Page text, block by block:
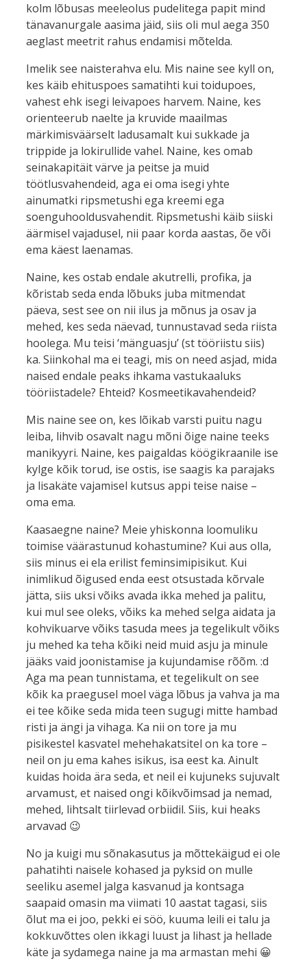
kolm lõbusas meeleolus pudelitega papit mind
tänavanurgale aasima jäid, siis oli mul aega 350
aeglast meetrit rahus endamisi mõtelda.
Imelik see naisterahva elu. Mis naine see kyll on,
kes käib ehituspoes samatihti kui toidupoes,
vahest ehk isegi leivapoes harvem. Naine, kes
orienteerub naelte ja kruvide maailmas
märkimisväärselt ladusamalt kui sukkade ja
trippide ja lokirullide vahel. Naine, kes omab
seinakapitäit värve ja peitse ja muid
töötlusvahendeid, aga ei oma isegi yhte
ainumatki ripsmetushi ega kreemi ega
soenguhooldusvahendit. Ripsmetushi käib siiski
äärmisel vajadusel, nii paar korda aastas, õe või
ema käest laenamas.
Naine, kes ostab endale akutrelli, profika, ja
kõristab seda enda lõbuks juba mitmendat
päeva, sest see on nii ilus ja mõnus ja osav ja
mehed, kes seda näevad, tunnustavad seda riista
hoolega. Mu teisi ‘mänguasju’ (st tööriistu siis)
ka. Siinkohal ma ei teagi, mis on need asjad, mida
naised endale peaks ihkama vastukaaluks
tööriistadele? Ehteid? Kosmeetikavahendeid?
Mis naine see on, kes lõikab varsti puitu nagu
leiba, lihvib osavalt nagu mõni õige naine teeks
manikyyri. Naine, kes paigaldas köögikraanile ise
kylge kõik torud, ise ostis, ise saagis ka parajaks
ja lisakäte vajamisel kutsus appi teise naise –
oma ema.
Kaasaegne naine? Meie yhiskonna loomuliku
toimise väärastunud kohastumine? Kui aus olla,
siis minus ei ela erilist feminsimipisikut. Kui
inimlikud õigused enda eest otsustada kõrvale
jätta, siis uksi võiks avada ikka mehed ja palitu,
kui mul see oleks, võiks ka mehed selga aidata ja
kohvikuarve võiks tasuda mees ja tegelikult võiks
ju mehed ka teha kõiki neid muid asju ja minule
jääks vaid joonistamise ja kujundamise rõõm. :d
Aga ma pean tunnistama, et tegelikult on see
kõik ka praegusel moel väga lõbus ja vahva ja ma
ei tee kõike seda mida teen sugugi mitte hambad
risti ja ängi ja vihaga. Ka nii on tore ja mu
pisikestel kasvatel mehehakatsitel on ka tore –
neil on ju ema kahes isikus, isa eest ka. Ainult
kuidas hoida ära seda, et neil ei kujuneks sujuvalt
arvamust, et naised ongi kõikvõimsad ja nemad,
mehed, lihtsalt tiirlevad orbiidil. Siis, kui heaks
arvavad 😉
No ja kuigi mu sõnakasutus ja mõttekäigud ei ole
pahatihti naisele kohased ja pyksid on mulle
seeliku asemel jalga kasvanud ja kontsaga
saapaid omasin ma viimati 10 aastat tagasi, siis
õlut ma ei joo, pekki ei söö, kuuma leili ei talu ja
kokkuvõttes olen ikkagi luust ja lihast ja hellade
käte ja sydamega naine ja ma armastan mehi 😀